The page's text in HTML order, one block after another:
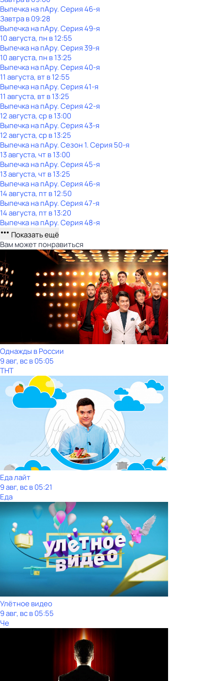
Выпечка на пАру. Серия 46-я
Завтра в 09:28
Выпечка на пАру. Серия 49-я
10 августа, пн в 12:55
Выпечка на пАру. Серия 39-я
10 августа, пн в 13:25
Выпечка на пАру. Серия 40-я
11 августа, вт в 12:55
Выпечка на пАру. Серия 41-я
11 августа, вт в 13:25
Выпечка на пАру. Серия 42-я
12 августа, ср в 13:00
Выпечка на пАру. Серия 43-я
12 августа, ср в 13:25
Выпечка на пАру. Сезон 1. Серия 50-я
13 августа, чт в 13:00
Выпечка на пАру. Серия 45-я
13 августа, чт в 13:25
Выпечка на пАру. Серия 46-я
14 августа, пт в 12:50
Выпечка на пАру. Серия 47-я
14 августа, пт в 13:20
Выпечка на пАру. Серия 48-я
Показать ещё
Вам может понравиться
Однажды в России
9 авг, вс в 05:05
ТНТ
Еда лайт
9 авг, вс в 05:21
Еда
Улётное видео
9 авг, вс в 05:55
Че